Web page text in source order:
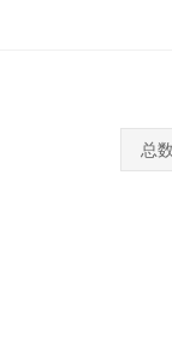
总